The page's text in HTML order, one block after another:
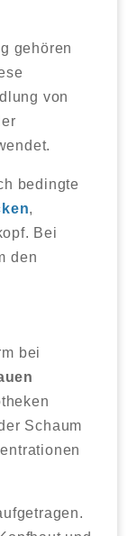
gehören
von
bedingte
,
Bei
den
bei
Schaum